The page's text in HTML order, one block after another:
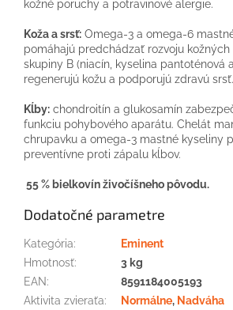
kožné poruchy a potravinové alergie.
Koža a srsť: Omega-3 a omega-6
pomáhajú predchádzať rozvoju
skupiny B (niacín, kyselina pantoténová
regenerujú kožu a podporujú zdravú srsť.
Kĺby: chondroitín a glukosamín
funkciu pohybového aparátu. Chelát
chrupavku a omega-3 mastné kyseliny
preventívne proti zápalu kĺbov.
55 % bielkovín živočíšneho pôvodu.
Dodatočné parametre
Kategória:
Eminent
Hmotnosť:
3 kg
EAN:
8591184005193
Aktivita zvieraťa: Normálne, Nadváha